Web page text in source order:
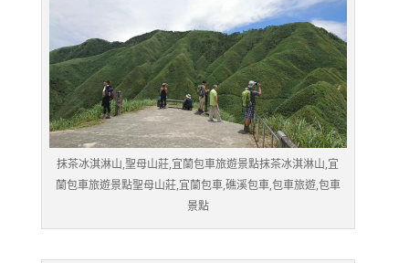
抹茶冰淇淋山,聖母山莊,宜蘭包車旅遊景點抹茶冰淇淋山,宜
蘭包車旅遊景點聖母山莊,宜蘭包車,礁溪包車,包車旅遊,包車
景點